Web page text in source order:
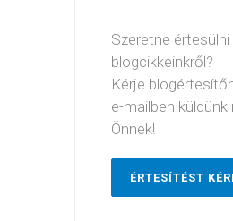
Szeretne értesülni
blogcikkeinkről?
Kérje
e-mailben küldünk
Önnek!
ÉRTESÍTÉST